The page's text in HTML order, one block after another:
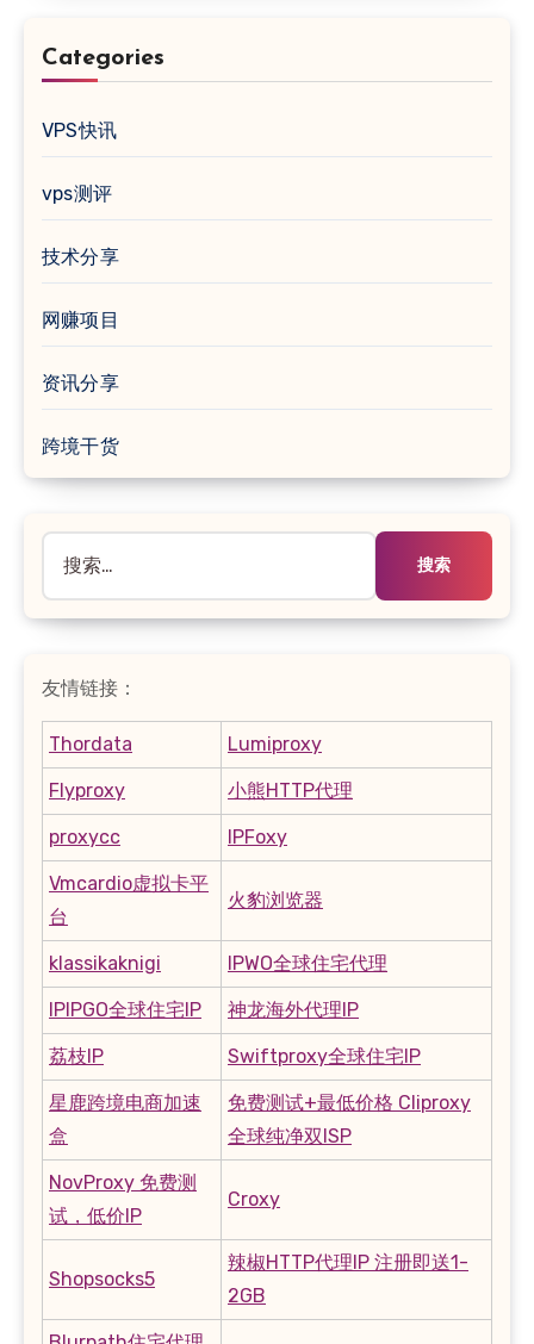
Categories
VPS快讯
vps测评
技术分享
网赚项目
资讯分享
跨境干货
索：
友情链接：
Thordata Lumiproxy
Flyproxy 小熊HTTP代理
proxycc IPFoxy
Vmcardio虚拟卡平
台
火豹浏览器
klassikaknigi IPWO全球住宅代理
IPIPGO全球住宅IP 神龙海外代理IP
荔枝IP Swiftproxy全球住宅IP
星鹿跨境电商加速
盒
免费测试+最低价格 Cliproxy
全球纯净双ISP
NovProxy 免费测
试，低价IP
Croxy
Shopsocks5
辣椒HTTP代理IP 注册即送1-
2GB